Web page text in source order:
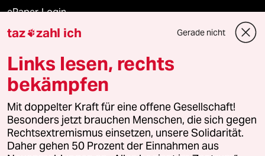
ePaper Login
Downloads für Abonnierende
© 2026 taz Verlags und Vertriebs GmbH
Alle Rechte vorbehalten. Bei rechtlichen Fragen oder für Genehmigungen
wenden Sie sich bitte an
lizenzen@taz.de
Feedback Redaktionsstatut Kommune-Richtlinien
taz zahl ich Gerade nicht
Links lesen, rechts
bekämpfen
Mit doppelter Kraft für eine offene Gesellschaft!
Besonders jetzt brauchen Menschen, die sich gegen
Rechtsextremismus einsetzen, unsere Solidarität.
Daher gehen 50 Prozent der Einnahmen aus